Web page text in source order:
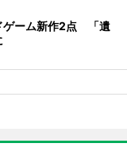
ゲーム新作2点 「遺